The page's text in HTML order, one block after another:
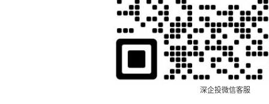
深企投微信客服